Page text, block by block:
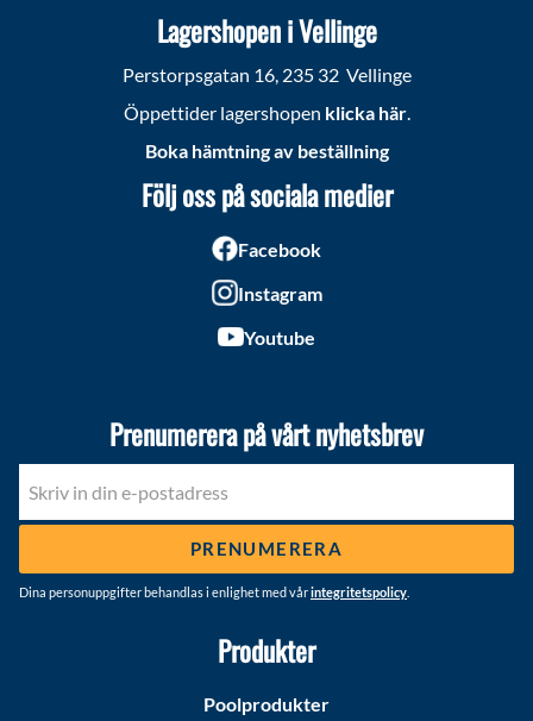
Lagershopen i Vellinge
Perstorpsgatan 16, 235 32 Vellinge
Öppettider lagershopen klicka här.
Boka hämtning av beställning
Följ oss på sociala medier
Facebook
Instagram
Youtube
Prenumerera på vårt nyhetsbrev
PRENUMERERA
Dina personuppgifter behandlas i enlighet med vårintegritetspolicy
Produkter
Poolprodukter